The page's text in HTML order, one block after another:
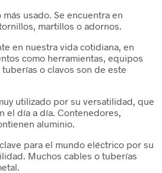
usado. Se encuentra en
martillos o adornos.
en nuestra vida cotidiana, en
como herramientas, equipos
o clavos son de este
utilizado por su versatilidad, que
el día a día. Contenedores,
aluminio.
para el mundo eléctrico por su
Muchos cables o tuberías